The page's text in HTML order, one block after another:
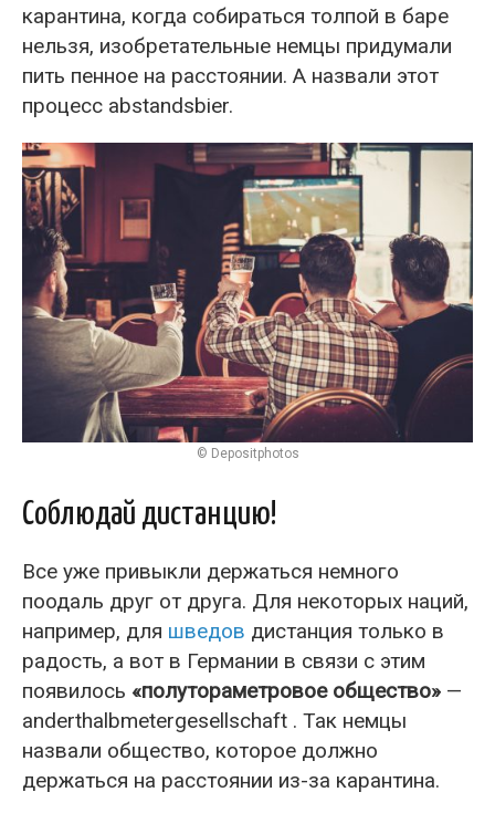
карантина, когда собираться толпой в баре
нельзя, изобретательные немцы придумали
пить пенное на расстоянии. А назвали этот
процесс abstandsbier.
© Depositphotos
Соблюдай дистанцию!
Все уже привыкли держаться немного
поодаль друг от друга. Для некоторых наций,
например, для шведов дистанция только в
радость, а вот в Германии в связи с этим
появилось «полутораметровое общество» —
anderthalbmetergesellschaft . Так немцы
назвали общество, которое должно
держаться на расстоянии из-за карантина.